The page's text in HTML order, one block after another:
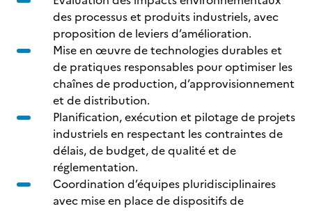
des processus et produits industriels, avec
proposition de leviers d’amélioration.
Mise en œuvre de technologies durables et
de pratiques responsables pour optimiser les
chaînes de production, d’approvisionnement
et de distribution.
Planification, exécution et pilotage de projets
industriels en respectant les contraintes de
délais, de budget, de qualité et de
réglementation.
Coordination d’équipes pluridisciplinaires
avec mise en place de dispositifs de